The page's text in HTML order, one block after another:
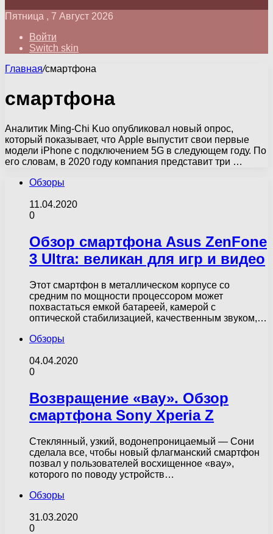
Пятница , 7 Август 2026
Войти
Switch skin
Главная/смартфона
смартфона
Аналитик Ming-Chi Kuo опубликовал новый опрос,
который показывает, что Apple выпустит свои первые
модели iPhone с подключением 5G в следующем году. По
его словам, в 2020 году компания представит три …
Обзоры
11.04.2020
0
Обзор смартфона Asus ZenFone
3 Ultra: великан для игр и видео
Этот смартфон в металлическом корпусе со
средним по мощности процессором может
похвастаться емкой батареей, камерой с
оптической стабилизацией, качественным звуком,…
Обзоры
04.04.2020
0
Возвращение «вау». Обзор
смартфона Sony Xperia Z
Стеклянный, узкий, водонепроницаемый — Сони
сделала все, чтобы новый флагманский смартфон
позвал у пользователей восхищенное «вау»,
которого по поводу устройств…
Обзоры
31.03.2020
0